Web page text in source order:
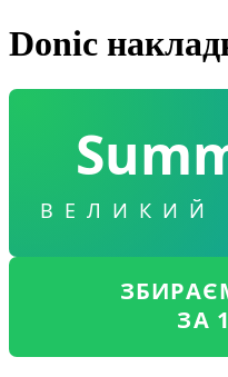
Donic
ВЕЛИКИЙ
ЗА